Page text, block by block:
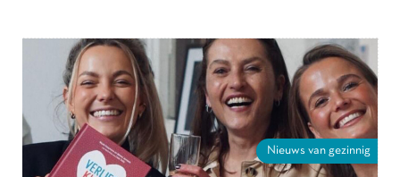
Nieuws van gezinnig